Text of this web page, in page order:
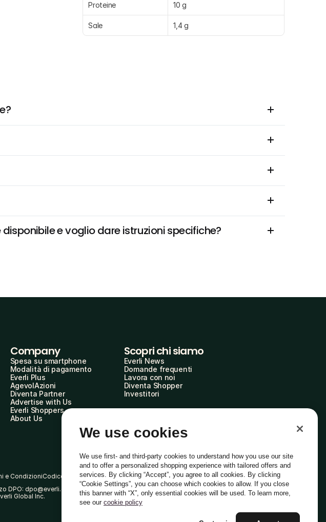
Proteine 10 g
Sale 1,4 g
e voglio dare istruzioni specifiche?
Company
Spesa su smartphone
Modalità di pagamento
Everli Plus
AgevolAzioni
Diventa Partner
Advertise with Us
Everli Shoppers
About Us
Scopri chi siamo
Everli News
Domande frequenti
Lavora con noi
Diventa Shopper
Investitori
e CondizioniCodice Etico
DPO: dpo@everli.com
Global Inc.
Italiano
We use cookies
We use first- and third-party cookies to understand how you use our site
and to offer a personalized shopping experience with tailored offers and
services. By clicking “Accept”, you agree to all cookies. By clicking
“Cookie Settings”, you can choose which cookies to allow. If you close
this banner with “X”, only essential cookies will be used. To learn more,
see our cookie policy